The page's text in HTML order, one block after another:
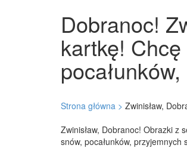
Dobranoc!
kartkę!
Strona główna > Zwinisław,
Zwinisław, Dobranoc! Obrazki z
snów, pocałunków, przyjemnych